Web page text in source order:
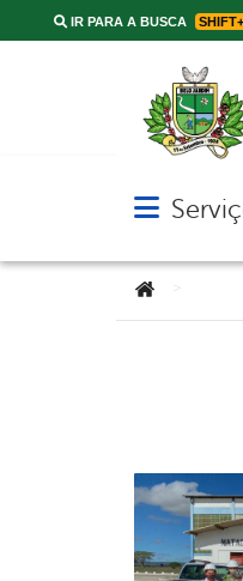
IR PARA A BUSCA
Abrir
Você está